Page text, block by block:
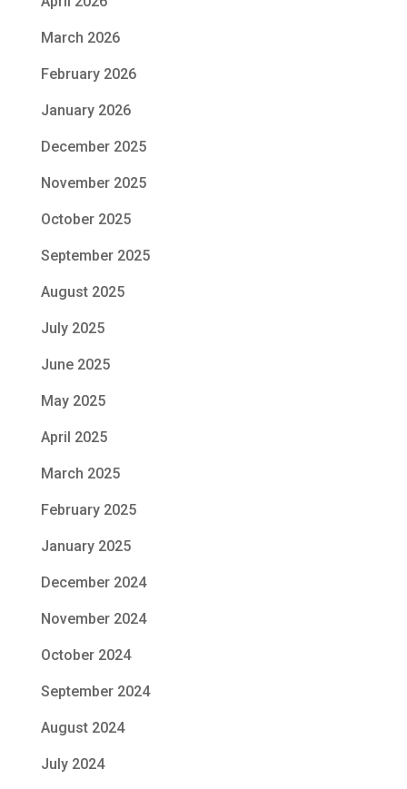
March 2026
February 2026
January 2026
December 2025
November 2025
October 2025
September 2025
August 2025
July 2025
June 2025
May 2025
April 2025
March 2025
February 2025
January 2025
December 2024
November 2024
October 2024
September 2024
August 2024
July 2024